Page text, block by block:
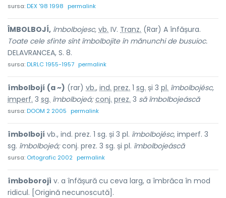
sursa:DEX '98 1998 permalink
ÎMBOLBOJÍ, îmbolbojesc, vb. IV. Tranz. (Rar) A înfășura.
Toate cele sfinte sînt îmbolbojite în mănunchi de busuioc.
DELAVRANCEA, S. 8.
sursa:DLRLC 1955-1957 permalink
îmbolbojí (a ~) (rar) vb., ind. prez. 1 sg. și 3 pl. îmbolbojésc,
imperf. 3 sg. îmbolbojeá; conj. prez. 3 să îmbolbojeáscă
sursa:DOOM 2 2005 permalink
îmbolbojí vb., ind. prez. 1 sg. și 3 pl. îmbolbojésc, imperf. 3
sg. îmbolbojeá;conj. prez. 3 sg. și pl. îmbolbojeáscă
sursa: Ortografic 2002 permalink
îmboborojì v. a înfășură cu ceva larg, a îmbrăca în mod
ridicul. [Origină necunoscută].